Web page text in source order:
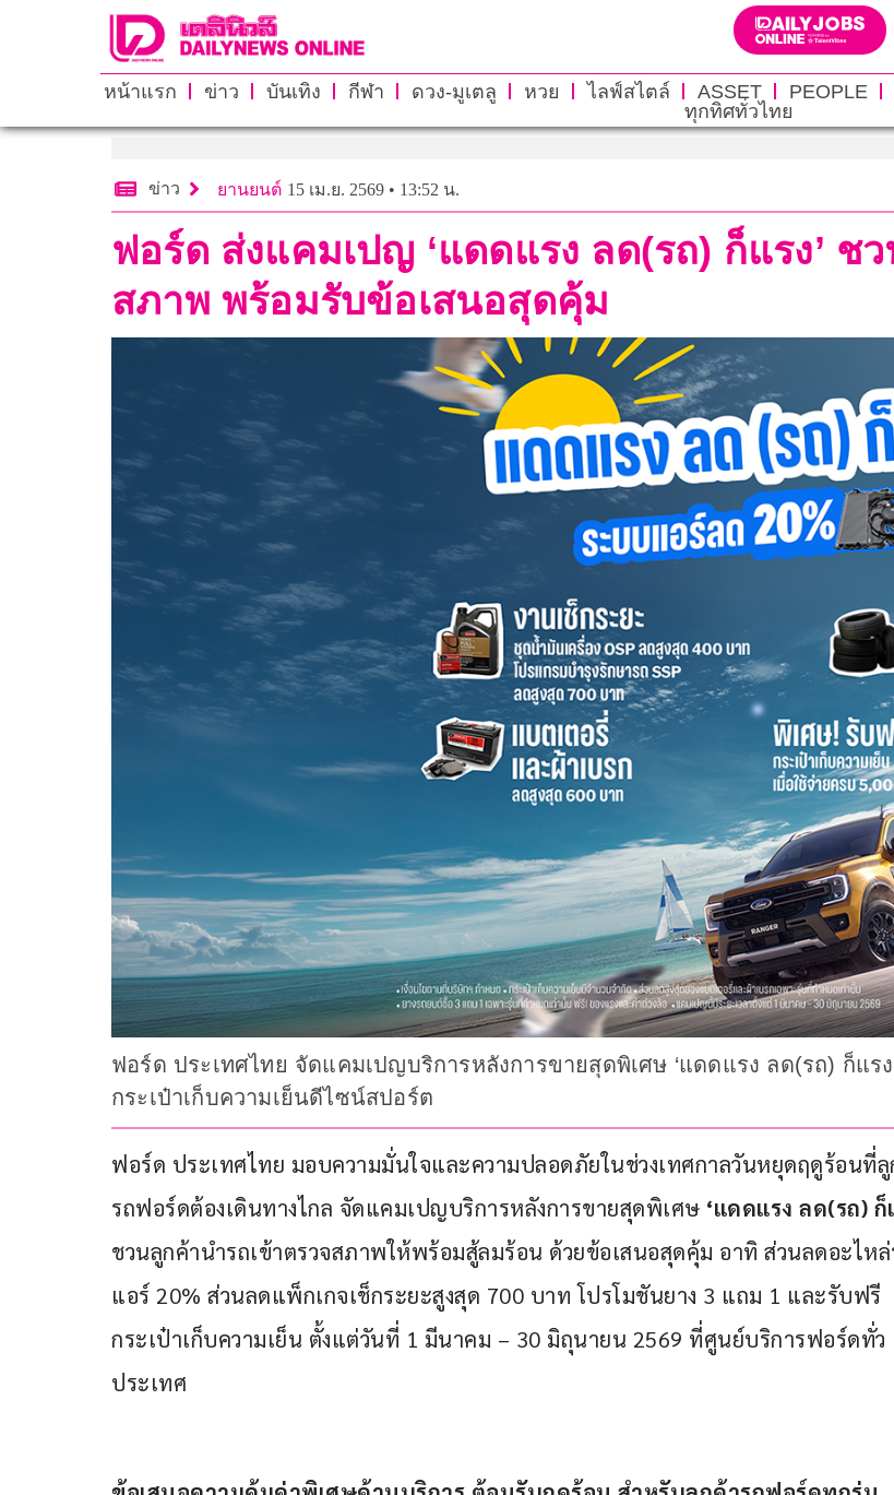
หน้าแรก ข่าว บันเทิง กีฬา ดวง-มูเตลู หวย ไลฟ์สไตล์ ASSET PEOPLE
ทุกทิศทั่วไทย
ข่าว ยานยนต์ 15 เม.ย. 2569 • 13:52 น.
ฟอร์ด ส่งแคมเปญ ‘แดดแรง ลด(รถ) ก็แรง’ ช
สภาพ พร้อมรับข้อเสนอสุดคุ้ม
ฟอร์ด ประเทศไทย จัดแคมเปญบริการหลังการขายสุดพิเศษ ‘แดดแรง ลด(รถ) ก็แ
กระเป๋าเก็บความเย็นดีไซน์สปอร์ต
ฟอร์ด ประเทศไทย มอบความมั่นใจและความปลอดภัยในช่วงเทศกาลวันหยุดฤดูร้อนที่ลู
รถฟอร์ดต้องเดินทางไกล จัดแคมเปญบริการหลังการขายสุดพิเศษ ‘แดดแรง ลด(รถ) ก็
ชวนลูกค้านำรถเข้าตรวจสภาพให้พร้อมสู้ลมร้อน ด้วยข้อเสนอสุดคุ้ม อาทิ ส่วนลดอะไห
แอร์ 20% ส่วนลดแพ็กเกจเช็กระยะสูงสุด 700 บาท โปรโมชันยาง 3 แถม 1 และรับฟรี
กระเป๋าเก็บความเย็น ตั้งแต่วันที่ 1 มีนาคม – 30 มิถุนายน 2569 ที่ศูนย์บริการฟอร์ดทั่ว
ประเทศ